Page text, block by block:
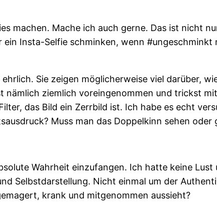
machen. Mache ich auch gerne. Das ist nicht
Insta-Selfie schminken, wenn
Sie zeigen möglicherweise viel darüber,
nämlich ziemlich voreingenommen und trickst
das Bild ein Zerrbild ist. Ich habe es echt
Muss man das Doppelkinn sehen
Wahrheit einzufangen. Ich hatte keine
Selbstdarstellung. Nicht einmal um der
krank und mitgenommen aussieht?